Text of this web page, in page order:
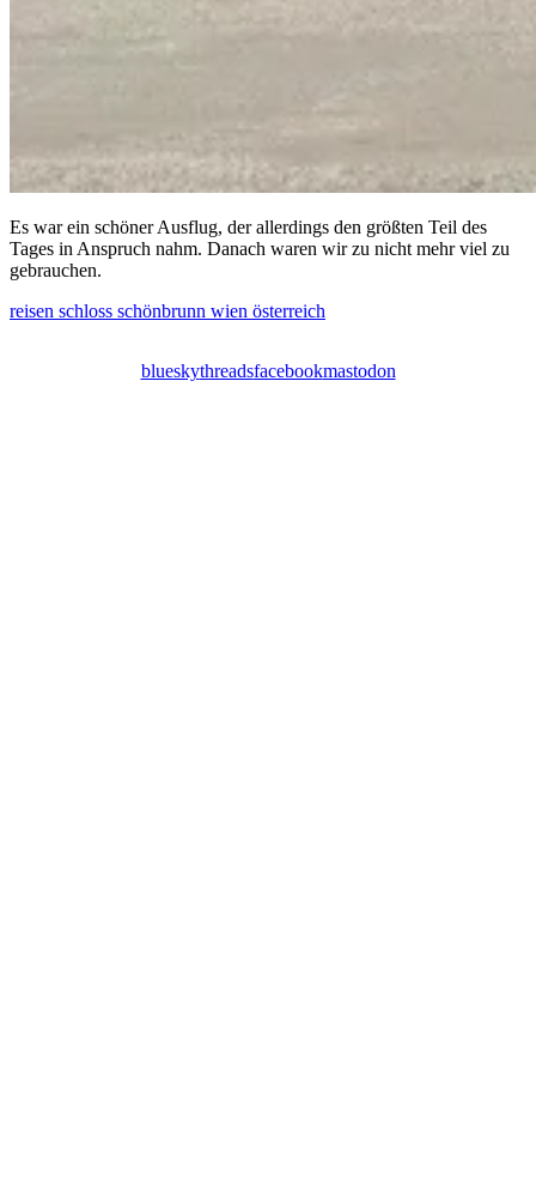
Es war ein schöner Ausflug, der allerdings den größten Teil des
Tages in Anspruch nahm. Danach waren wir zu nicht mehr viel zu
gebrauchen.
reisen schloss schönbrunn wien österreich
blueskythreadsfacebookmastodon